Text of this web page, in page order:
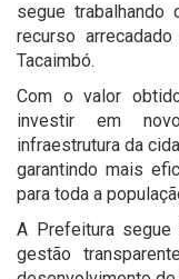
segue trabalhando
recurso
Tacaimbó.
Com o valor
investir em
infraestrutura da
garantindo mais
para toda a
A Prefeitura
gestão